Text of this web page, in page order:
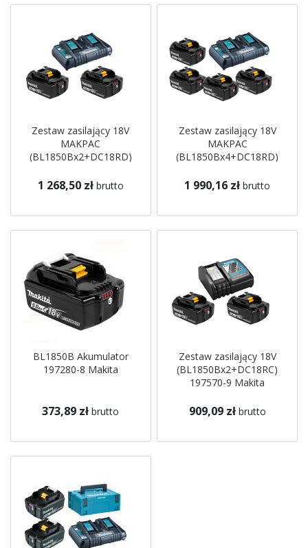
Zestaw zasilający 18V
MAKPAC
(BL1850Bx2+DC18RD)
1 268,50 zł brutto
Zestaw zasilający 18V
MAKPAC
(BL1850Bx4+DC18RD)
1 990,16 zł brutto
BL1850B Akumulator
197280-8 Makita
373,89 zł brutto
Zestaw zasilający 18V
(BL1850Bx2+DC18RC)
197570-9 Makita
909,09 zł brutto